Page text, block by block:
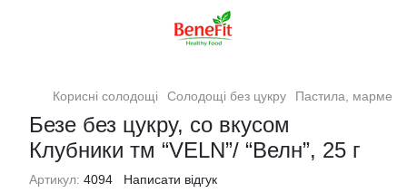
Корисні солодощі Солодощі без цукру Пастила,
Безе без цукру, со вкусом
Клубники тм “VELN”/ “Велн”, 25 г
Артикул: 4094 Написати відгук